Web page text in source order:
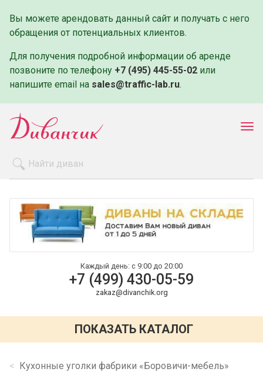
Вы можете арендовать данный сайт и получать с него
обращения от потенциальных клиентов.
Для получения подробной информации об аренде
позвоните по телефону +7 (495) 445-55-02 или
напишите email на sales@traffic-lab.ru.
Оплата и доставка
Контакты
Каждый день: с 9:00 до 20:00
+7 (499) 430-05-59
zakaz@divanchik.org
ПОКАЗАТЬ КАТАЛОГ
Кухонные уголки фабрики «Боровичи-мебель»